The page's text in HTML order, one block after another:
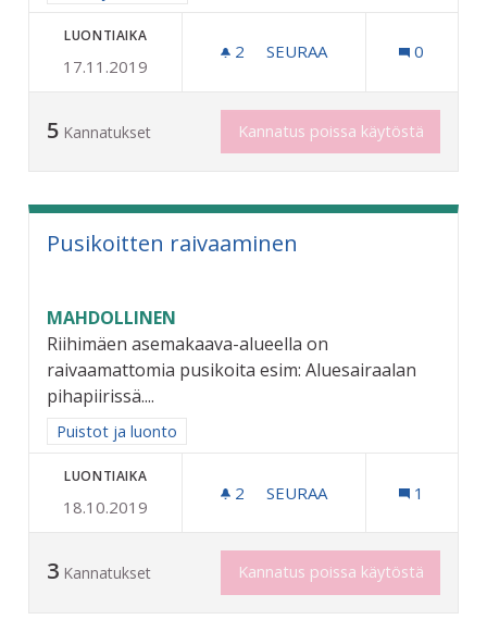
LUONTIAIKA
17.11.2019
2 2 SEURAAJAA
SEURAA 0
5 Kannatukset Kannatus poissa käytöstä
Pusikoitten raivaaminen
MAHDOLLINEN
Riihimäen asemakaava-alueella on
raivaamattomia pusikoita esim: Aluesairaalan
pihapiirissä....
Rajaa tulokset aihepiirin mukaan: Puistot ja luonto
Puistot ja luonto
LUONTIAIKA
18.10.2019
2 2 SEURAAJAA
SEURAA 1
3 Kannatukset Kannatus poissa käytöstä